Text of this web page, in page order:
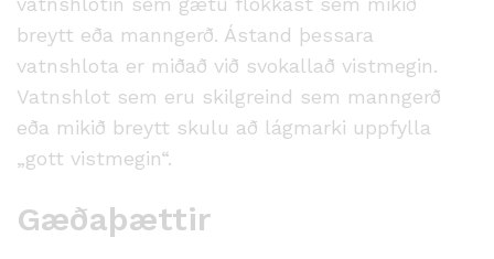
breytt eða manngerð. Ástand þessara
vatnshlota er miðað við svokallað vistmegin.
Vatnshlot sem eru skilgreind sem manngerð
eða mikið breytt skulu að lágmarki uppfylla
„gott vistmegin“.
Gæðaþættir